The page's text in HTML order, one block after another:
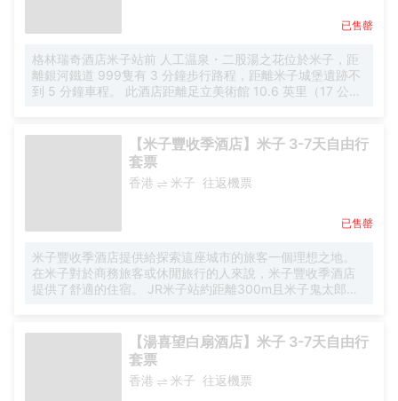
已售罄
格林瑞奇酒店米子站前 人工温泉・二股湯之花位於米子，距
離銀河鐵道 999隻有 3 分鐘步行路程，距離米子城堡遺跡不
到 5 分鐘車程。 此酒店距離足立美術館 10.6 英里（17 公
洗/洗衣服務、24 小時前台服務和行李寄存。 酒店有 152 間
客房，提供平板電視。提供免費無線網絡，方便您與朋友保
持聯繫；有線頻道可滿足您的娛樂需求。配備淋浴/盆浴組合
的私人浴室提供免費洗浴用品和坐浴桶。便利設施包括書桌
【米子豐收季酒店】米子 3-7天自由行
套票
香港 米子 往返機票
已售罄
米子豐收季酒店提供給探索這座城市的旅客一個理想之地。
在米子對於商務旅客或休閒旅行的人來說，米子豐收季酒店
提供了舒適的住宿。 JR米子站約距離300m且米子鬼太郎機
Dramatic Park Yonago都在附近。 當客人有多餘的休閒時
間，可使用現場的各種設施。 酒店可應要求安排機場接機服
務。 這家米子酒店的客人可以使用停車場設施。
【湯喜望白扇酒店】米子 3-7天自由行
套票
香港 米子 往返機票